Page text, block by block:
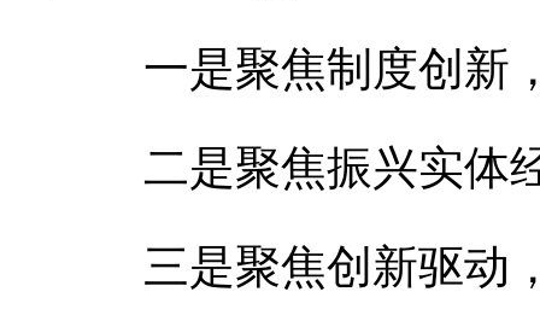
一是聚焦制度创新
二是聚焦振兴实体
三是聚焦创新驱动